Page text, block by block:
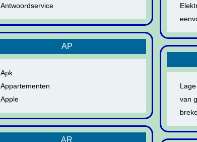
Antwoordservice
AP
Apk
Appartementen
Apple
AR
van